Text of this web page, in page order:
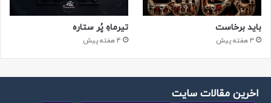
باید برخاست
3 هفته پیش
تیرماهِ پُر ستاره
4 هفته پیش
اخرین مقالات سایت